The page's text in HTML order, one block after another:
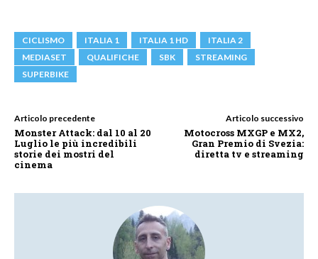
CICLISMO ITALIA 1 ITALIA 1 HD
ITALIA 2
MEDIASET
QUALIFICHE SBK
STREAMING
SUPERBIKE
Articolo precedente
Monster Attack: dal 10 al 20
Luglio le più incredibili
storie dei mostri del
cinema
Articolo successivo
Motocross MXGP e MX2,
Gran Premio di Svezia:
diretta tv e streaming